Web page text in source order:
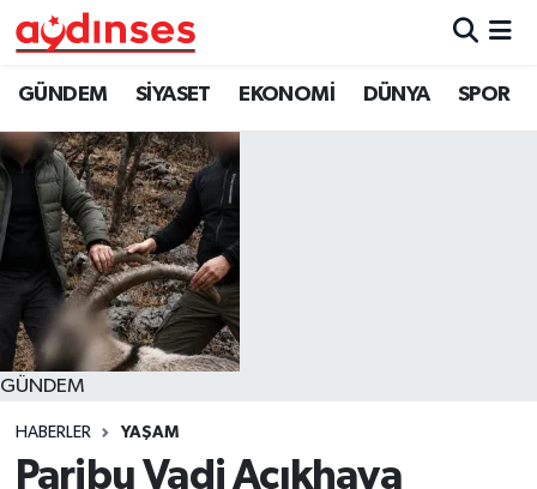
GÜNDEM SİYASET EKONOMİ DÜNYA SPOR
GÜNDEM
HABERLER YAŞAM
Paribu Vadi Açıkhava
GÜNDEM
SİYASET
EKONOMİ
DÜNYA
SPOR
MAGAZİN
YAŞAM
Nöbetçi Eczaneler
Hava Durumu
Aydin Namaz Vakitleri
Trafik Durumu
Süper Lig Puan Durumu ve Fikstür
Tüm Manşetler
Son Dakika Haberleri